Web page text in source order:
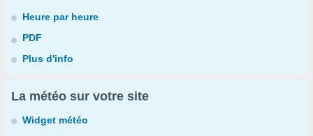
Heure par heure
PDF
Plus d'info
La météo sur votre site
Widget météo